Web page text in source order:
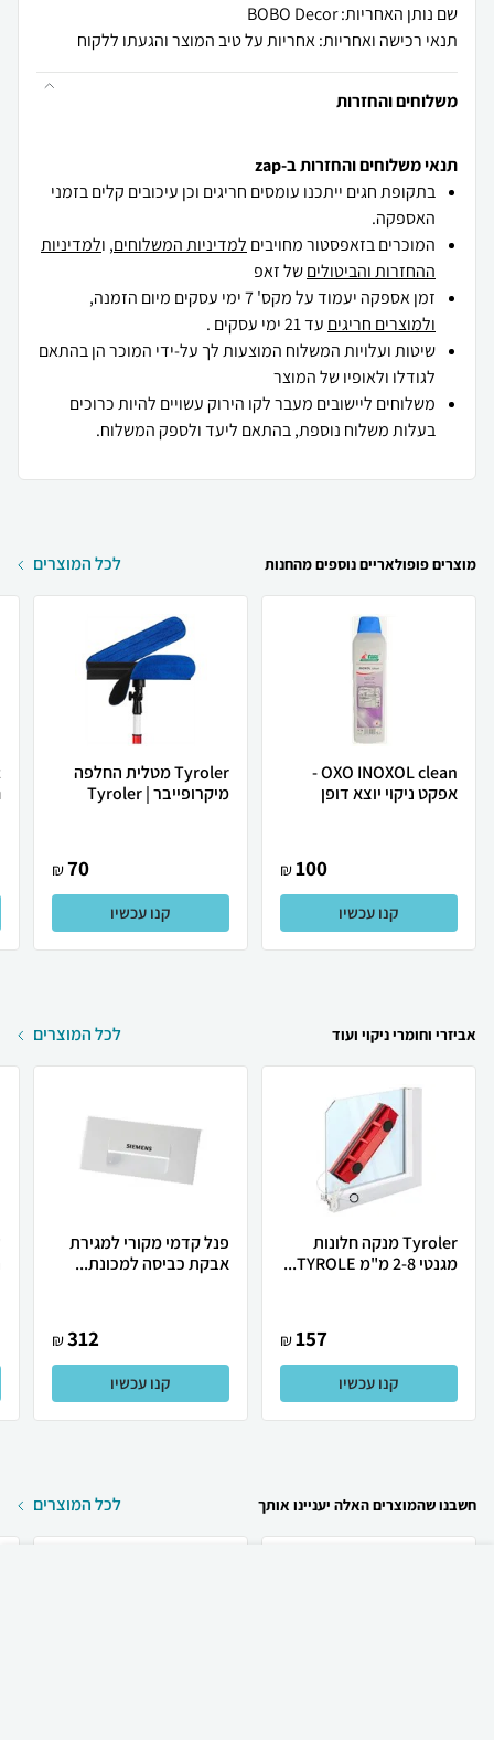
שם נותן האחריות: BOBO Decor
תנאי רכישה ואחריות: אחריות על טיב המוצר והגעתו ללקוח
משלוחים והחזרות
תנאי משלוחים והחזרות ב-zap
בתקופת חגים ייתכנו עומסים חריגים וכן עיכובים קלים בזמני
האספקה.
המוכרים בזאפסטור מחויבים למדיניות המשלוחים, ולמדיניות
ההחזרות והביטוליםשל זאפ
זמן אספקה יעמוד על מקס' 7 ימי עסקים מיום הזמנה,
ולמוצרים חריגים עד 21 ימי עסקים .
שיטות ועלויות המשלוח המוצעות לך על-ידי המוכר הן בהתאם
לגודלו ולאופיו של המוצר
משלוחים ליישובים מעבר לקו הירוק עשויים להיות כרוכים
בעלות משלוח נוספת, בהתאם ליעד ולספק המשלוח.
מוצרים פופולאריים נוספים מהחנות לכל המוצרים
OXO INOXOL clean -
אפקט ניקוי יוצא דופן
100
₪
קנו עכשיו
Tyroler מטלית החלפה
מיקרופייבר | Tyroler
70
₪
קנו עכשיו
אביזרי וחומרי ניקוי ועוד לכל המוצרים
Tyroler מנקה חלונות
מגנטי 2-8 מ"מ TYROLE...
157
₪
קנו עכשיו
פנל קדמי מקורי למגירת
אבקת כביסה למכונת...
312
₪
קנו עכשיו
חשבנו שהמוצרים האלה יעניינו אותך לכל המוצרים